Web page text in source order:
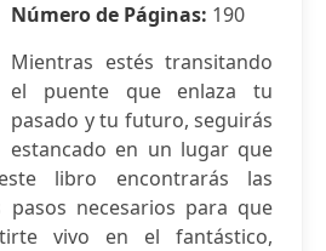
Número de Páginas: 190
Mientras estés transitando
el puente que enlaza tu
pasado y tu futuro, seguirás
estancado en un lugar que
libro encontrarás las
pasos necesarios para que
vivo en el fantástico,